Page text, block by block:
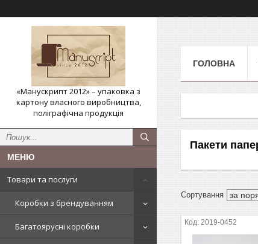
«Манускрипт 2012» – упаковка з
картону власного виробництва,
поліграфічна продукція
Товари та послуги
Коробки з брендуванням
Багатоярусні коробки
ГОЛОВНА
Пакети
2019-0452